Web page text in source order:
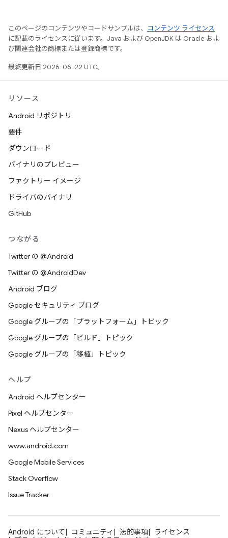
このページのコンテンツやコードサンプルは、
コンテンツ ライセンス
に記載のライセンスに従います。Java および OpenJDK は Oracle およ
び関連会社の商標または登録商標です。
最終更新日 2026-06-22 UTC。
リソース
Android リポジトリ
要件
ダウンロード
バイナリのプレビュー
ファクトリー イメージ
ドライバのバイナリ
GitHub
つながる
Twitter の @Android
Twitter の @AndroidDev
Android ブログ
Google セキュリティ ブログ
Google グループの「プラットフォーム」トピック
Google グループの「ビルド」トピック
Google グループの「移植」トピック
ヘルプ
Android ヘルプセンター
Pixel ヘルプセンター
Nexus ヘルプセンター
www.android.com
Google Mobile Services
Stack Overflow
Issue Tracker
Android について コミュニティ 法的事項
ライセンス